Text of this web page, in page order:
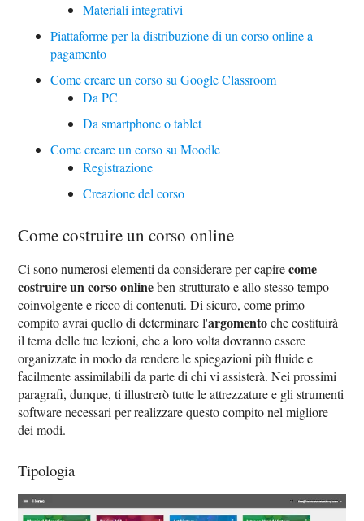
Materiali integrativi
Piattaforme per la distribuzione di un corso online a
pagamento
Come creare un corso su Google Classroom
Da PC
Da smartphone o tablet
Come creare un corso su Moodle
Registrazione
Creazione del corso
Come costruire un corso online
Ci sono numerosi elementi da considerare per capirecome
costruire un corso onlineben strutturato e allo stesso tempo
coinvolgente e ricco di contenuti. Di sicuro, come primo
compito avrai quello di determinare l'argomentoche costituirà
il tema delle tue lezioni, che a loro volta dovranno essere
organizzate in modo da rendere le spiegazioni più fluide e
facilmente assimilabili da parte di chi vi assisterà. Nei prossimi
paragrafi, dunque, ti illustrerò tutte le attrezzature e gli strumenti
software necessari per realizzare questo compito nel migliore
dei modi.
Tipologia